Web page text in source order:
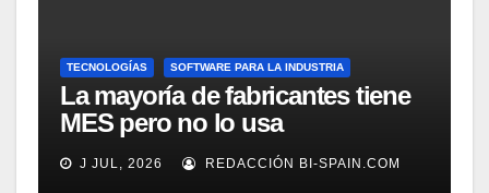
TECNOLOGÍAS SOFTWARE PARA LA INDUSTRIA
La mayoría de fabricantes tiene
MES pero no lo usa
adecuadamente, según
Rockwell Automation
J JUL, 2026 REDACCIÓN BI-SPAIN.COM